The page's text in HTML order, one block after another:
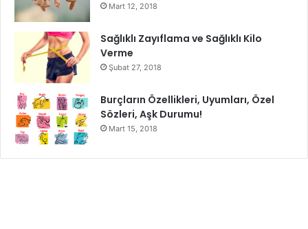
Mart 12, 2018
Sağlıklı Zayıflama ve Sağlıklı Kilo
Verme
Şubat 27, 2018
Burçların Özellikleri, Uyumları, Özel
Sözleri, Aşk Durumu!
Mart 15, 2018